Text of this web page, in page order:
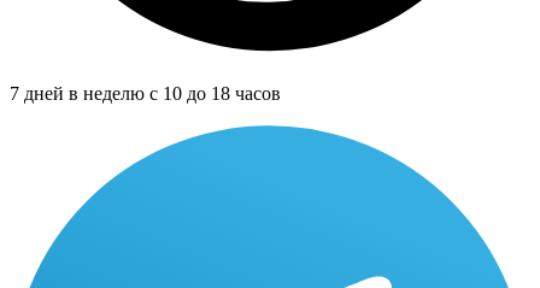
7 дней в неделю с 10 до 18 часов